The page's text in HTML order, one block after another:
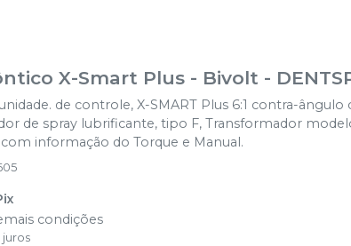
X-Smart Plus - Bivolt -
de controle, X-SMART Plus 6:1 contra-
de spray lubrificante, tipo F, Transformador
informação do Torque e Manual.
condições
juros